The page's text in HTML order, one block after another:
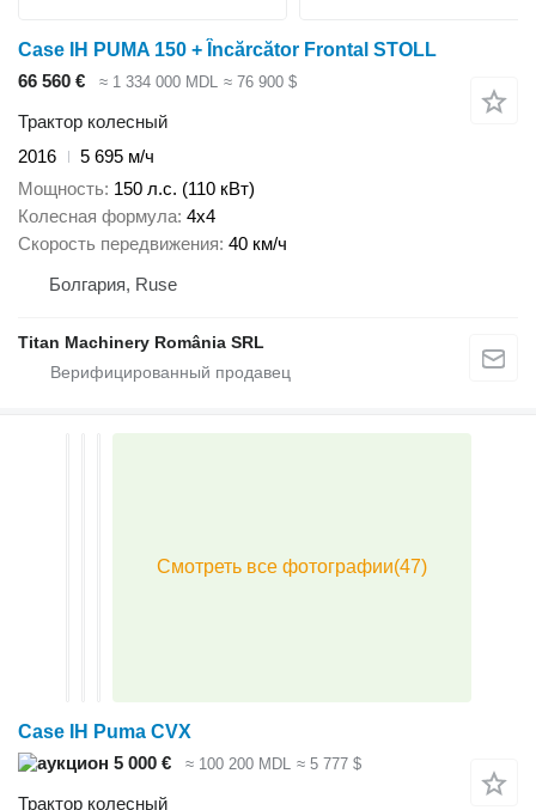
Case IH PUMA 150 + Încărcător Frontal STOLL
66 560 €
≈ 1 334 000 MDL ≈ 76 900 $
Трактор колесный
2016
5 695 м/ч
Мощность 150 л.с. (110 кВт)
Колесная формула 4x4
Скорость передвижения 40 км/ч
Болгария, Ruse
Titan Machinery România SRL
Case IH Puma CVX
5 000 €
≈ 100 200 MDL ≈ 5 777 $
Трактор колесный